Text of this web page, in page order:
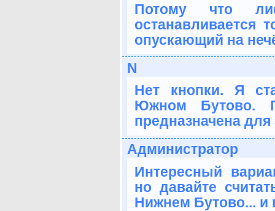
Потому что
останавливается
опускающий на
N
Нет кнопки. Я
Южном Бутово.
предназначена для
Администратор
Интересный
но давайте
Нижнем Бутово... и